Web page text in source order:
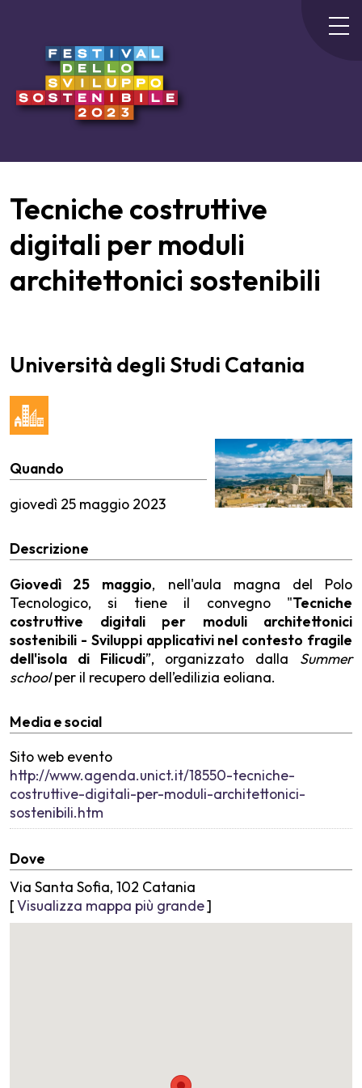
Tecniche costruttive
digitali per moduli
architettonici sostenibili
Università degli Studi Catania
Quando
giovedì 25 maggio 2023
Descrizione
Giovedì 25
maggio, nell'aula magna del Polo
Tecnologico, si tiene il convegno "Tecniche
costruttive digitali per moduli architettonici
sostenibili - Sviluppi applicativi nel contesto fragile
dell'isola di Filicudi”, organizzato dalla Summer
schoolper il recupero dell’edilizia eoliana.
Media e social
Sito web evento
http://www.agenda.unict.it/18550-tecniche-
costruttive-digitali-per-moduli-architettonici-
sostenibili.htm
Dove
Via Santa Sofia, 102 Catania
[Visualizza mappa più grande]